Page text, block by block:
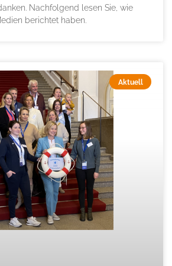
Nachfolgend lesen Sie, wie
berichtet haben.
Aktuell